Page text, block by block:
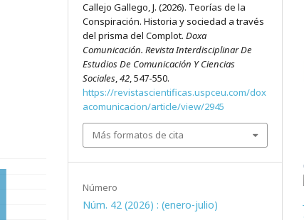
Número
Núm. 42 (2026) : (enero-julio)
Callejo Gallego, J. (2026). Teorías de la
Conspiración. Historia y sociedad a través
del prisma del Complot.Doxa
Comunicación. Revista Interdisciplinar De
Estudios De Comunicación Y Ciencias
Sociales,42, 547-550.
https://revistascientificas.uspceu.com/dox
acomunicacion/article/view/2945
Más formatos de cita